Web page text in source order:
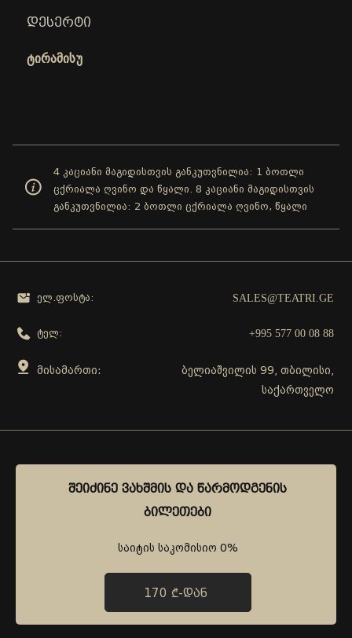
ᲨᲔᲘᲫᲘᲜᲔ ᲕᲐᲮᲨᲛᲘᲡ ᲓᲐ ᲬᲐᲠᲛᲝᲓᲒᲔᲜᲘᲡ
ᲑᲘᲚᲔᲗᲔᲑᲘ
საიტის საკომისიო 0%
170 ₾-ᲓᲐᲜ
ᲓᲔᲡᲔᲠᲢᲘ
ტირამისუ
4 კაციანი მაგიდისთვის განკუთვნილია: 1 ბოთლი
ცქრიალა ღვინო და წყალი. 8 კაციანი მაგიდისთვის
განკუთვნილია: 2 ბოთლი ცქრიალა ღვინო, წყალი
ᲨᲔᲘᲫᲘᲜᲔ ᲕᲐᲮᲨᲛᲘᲡ ᲓᲐ ᲬᲐᲠᲛᲝᲓᲒᲔᲜᲘᲡ
ᲑᲘᲚᲔᲗᲔᲑᲘ
საიტის საკომისიო 0%
170 ₾-ᲓᲐᲜ
ელ.ფოსტა: SALES@TEATRI.GE
ტელ: +995 577 00 08 88
მისამართი:
ბელიაშვილის 99, თბილისი,
საქართველო